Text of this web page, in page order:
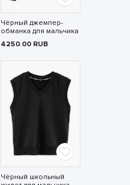
Чёрный джемпер-
обманка для мальчика
4250.00 RUB
Чёрный школьный